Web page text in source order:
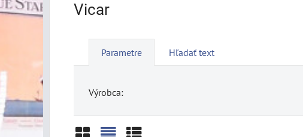
Vicar
Parametre Hľadať text
Výrobca: